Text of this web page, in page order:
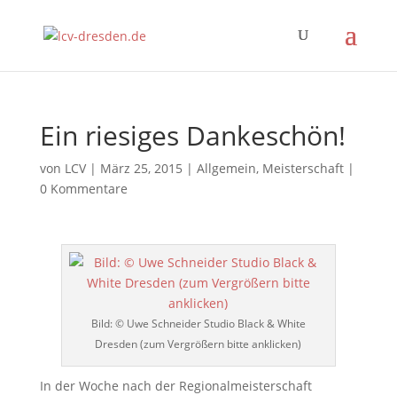
Ein riesiges Dankeschön!
von LCV| März 25, 2015 | Allgemein, Meisterschaft|
0 Kommentare
Bild: © Uwe Schneider Studio Black & White
Dresden (zum Vergrößern bitte anklicken)
In der Woche nach der Regionalmeisterschaft